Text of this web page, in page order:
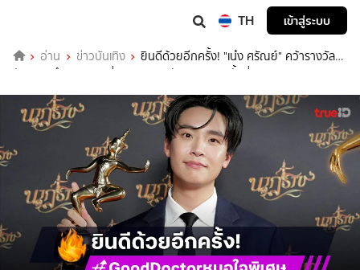
TH เข้าสู่ระบบ
อ่าน ข่าวบันเทิง
ยินดีด้วยอีกครั้ง! "เน๋ง ศรัณย์" คว้ารางวัล
นักแสดงนำชายยอดเยี่ยม จากรางวัลนาฏราช ครั้งที่ 16